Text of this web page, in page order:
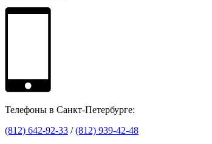
Телефоны в Санкт-Петербурге:
(812) 642-92-33 /(812) 939-42-48